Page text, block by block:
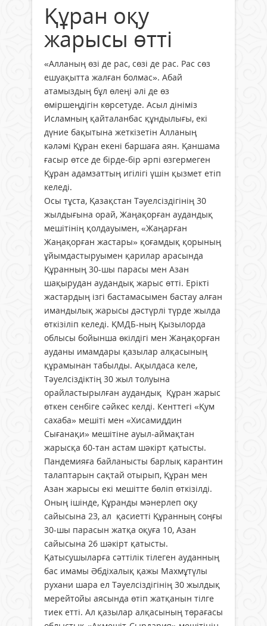
Құран оқу
жарысы өтті
«Алланың өзі де рас, сөзі де рас. Рас сөз
ешуақытта жалған болмас». Абай
атамыздың бұл өлеңі әлі де өз
өміршеңдігін көрсетуде. Асыл дініміз
Исламның қайталанбас құндылығы, екі
дүние бақытына жеткізетін Алланың
кәләмі Құран екені баршаға аян. Қаншама
ғасыр өтсе де бірде-бір әрпі өзгермеген
Құран адамзаттың игілігі үшін қызмет етіп
келеді.
Осы тұста, Қазақстан Тәуелсіздігінің 30
жылдығына орай, Жаңақорған аудандық
мешітінің қолдауымен, «Жаңарған
Жаңақорған жастары» қоғам­дық қорының
ұйымдастыруымен қарилар арасында
Құранның 30-шы парасы мен Азан
шақырудан аудандық жарыс өтті. Ерікті
жастардың ізгі бастамасымен бастау алған
имандылық жарысы дәстүрлі түрде жылда
өткізіліп келеді. ҚМДБ-ның Қызылорда
облысы бойынша өкілдігі мен Жаңақорған
ауданы имамдары қазылар алқасының
құрамынан табылды. Ақылдаса келе,
Тәуелсіздіктің 30 жыл толуына
орайластырылған аудандық Құран жарыс
өткен сенбіге сәйкес келді. Кенттегі «Қум
сахаба» мешіті мен «Хисамиддин
Сығанақи» мешітіне ауыл-аймақтан
жарысқа 60-тан астам шәкірт қатысты.
Пандемияға байланысты барлық карантин
талаптарын сақтай отырып, Құран мен
Азан жарысы екі мешітте бөліп өткізілді.
Оның ішінде, Құранды мәнерлеп оқу
сайысына 23, ал қасиетті Құранның соңғы
30-шы парасын жатқа оқуға 10, Азан
сайысына 26 шәкірт қатысты.
Қатысушыларға сәттілік тілеген ауданның
бас имамы Әбдіхалық қажы Махмұтүлы
рухани шара ел Тәуелсіздігінің 30 жылдық
мерейтойы аясында өтіп жатқанын тілге
тиек етті. Ал қазылар алқасының төрағасы